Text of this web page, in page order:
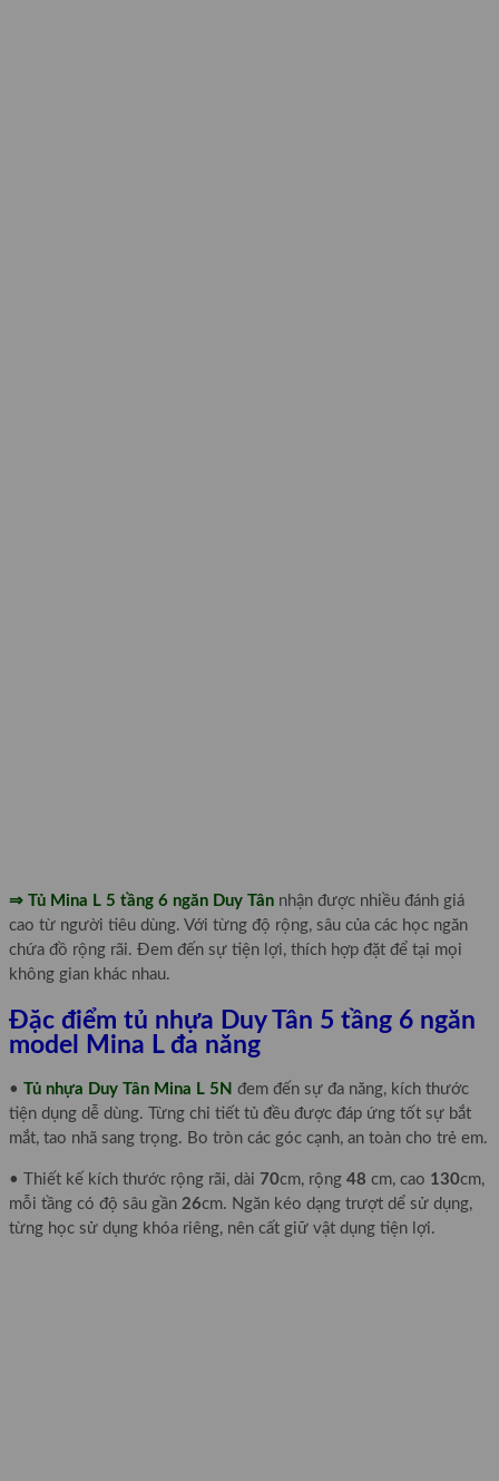
⇒ Tủ Mina L 5 tầng 6 ngăn Duy Tân nhận được nhiều đánh giá
cao từ người tiêu dùng. Với từng độ rộng, sâu của các học ngăn
chứa đồ rộng rãi. Đem đến sự tiện lợi, thích hợp đặt để tại mọi
không gian khác nhau.
Đặc điểm tủ nhựa Duy Tân 5 tầng 6 ngăn
model Mina L đa năng
• Tủ nhựa Duy Tân Mina L 5N đem đến sự đa năng, kích thước
tiện dụng dễ dùng. Từng chi tiết tủ đều được đáp ứng tốt sự bắt
mắt, tao nhã sang trọng. Bo tròn các góc cạnh, an toàn cho trẻ em.
• Thiết kế kích thước rộng rãi, dài 70cm, rộng 48 cm, cao 130cm,
mỗi tầng có độ sâu gần 26cm. Ngăn kéo dạng trượt dể sử dụng,
từng học sử dụng khóa riêng, nên cất giữ vật dụng tiện lợi.